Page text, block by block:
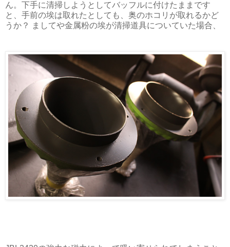
ん。下手に清掃しようとしてバッフルに付けたままです
と、手前の埃は取れたとしても、奥のホコリが取れるかど
うか？ ましてや金属粉の埃が清掃道具についていた場合、